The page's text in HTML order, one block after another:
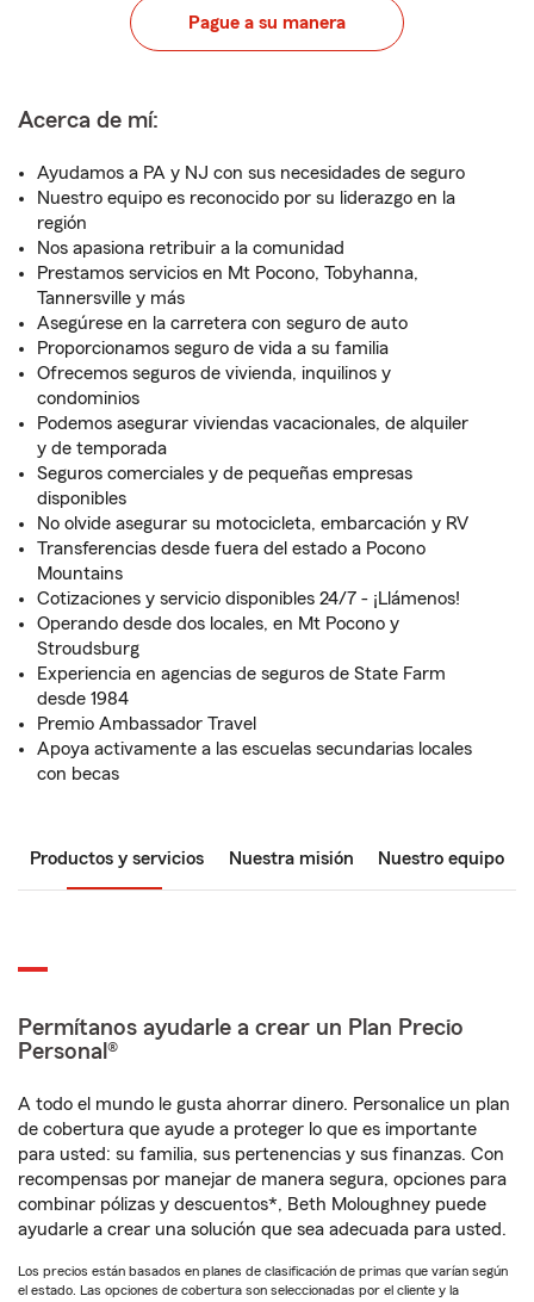
Pague a su manera
Acerca de mí:
Ayudamos a PA y NJ con sus necesidades de seguro
Nuestro equipo es reconocido por su liderazgo en la
región
Nos apasiona retribuir a la comunidad
Prestamos servicios en Mt Pocono, Tobyhanna,
Tannersville y más
Asegúrese en la carretera con seguro de auto
Proporcionamos seguro de vida a su familia
Ofrecemos seguros de vivienda, inquilinos y
condominios
Podemos asegurar viviendas vacacionales, de alquiler
y de temporada
Seguros comerciales y de pequeñas empresas
disponibles
No olvide asegurar su motocicleta, embarcación y RV
Transferencias desde fuera del estado a Pocono
Mountains
Cotizaciones y servicio disponibles 24/7 - ¡Llámenos!
Operando desde dos locales, en Mt Pocono y
Stroudsburg
Experiencia en agencias de seguros de State Farm
desde 1984
Premio Ambassador Travel
Apoya activamente a las escuelas secundarias locales
con becas
Productos y servicios Nuestra misión Nuestro equipo
Permítanos ayudarle a crear un Plan Precio
Personal®
A todo el mundo le gusta ahorrar dinero. Personalice un plan
de cobertura que ayude a proteger lo que es importante
para usted: su familia, sus pertenencias y sus finanzas. Con
recompensas por manejar de manera segura, opciones para
combinar pólizas y descuentos*, Beth Moloughney puede
ayudarle a crear una solución que sea adecuada para usted.
Los precios están basados en planes de clasificación de primas que varían según
el estado. Las opciones de cobertura son seleccionadas por el cliente y la